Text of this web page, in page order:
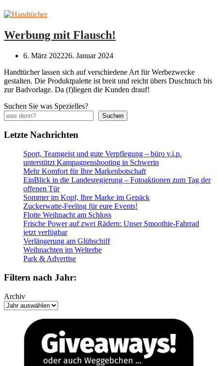
Werbung mit Flausch!
6. März 202226. Januar 2024
Handtücher lassen sich auf verschiedene Art für Werbezwecke
gestalten. Die Produktpalette ist breit und reicht übers Duschtuch bis
zur Badvorlage. Da (f)liegen die Kunden drauf!
Suchen Sie was Spezielles?
Suchen
Letzte Nachrichten
Sport, Teamgeist und gute Verpflegung – büro v.i.p.
unterstützt Kampagnenshooting in Schwerin
Mehr Komfort für Ihre Markenbotschaft
EinBlick in die Landesregierung – Fotoaktionen zum Tag der
offenen Tür
Sommer im Kopf, Ihre Marke im Gepäck
Zuckerwatte-Feeling für eure Events!
Flotte Weihnacht am Schloss
Frische Power auf zwei Rädern: Unser Smoothie-Fahrrad
jetzt verfügbar
Verlängerung am Glühschiff
Weihnachten im Welterbe
Park & Advertise
Filtern nach Jahr:
Archiv